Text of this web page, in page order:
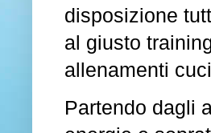
disposizione
al giusto
allenamenti
Partendo dagli